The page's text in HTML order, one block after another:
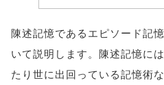
陳述記憶であるエピソード記
いて説明します。陳述記憶に
たり世に出回っている記憶術